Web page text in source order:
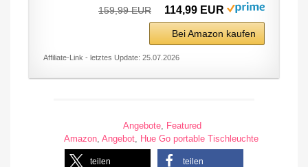
159,99 EUR 114,99 EUR
Bei Amazon kaufen
Affiliate-Link - letztes Update: 25.07.2026
Angebote, Featured
Amazon,Angebot, Hue Go portable Tischleuchte
teilen teilen